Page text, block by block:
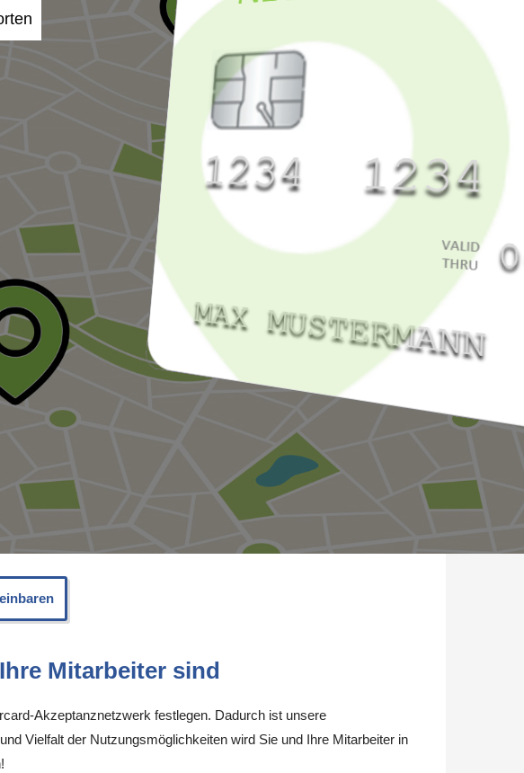
Mitarbeiter sind
Akzeptanznetzwerk festlegen. Dadurch ist unsere
Vielfalt der Nutzungsmöglichkeiten wird Sie und Ihre Mitarbeiter in